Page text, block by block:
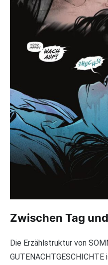
Zwischen Tag
Die Erzählstruktur von